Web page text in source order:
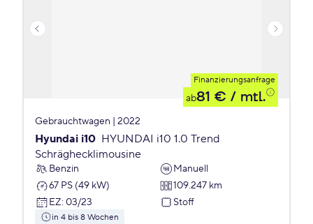
Finanzierungsanfrage
ab81 € / mtl.
Gebrauchtwagen | 2022
Hyundai i10 HYUNDAI i10 1.0 Trend
Schräghecklimousine
Benzin
Manuell
67 PS (49 kW)
109.247 km
EZ: 03/23 Stoff
in 4 bis 8 Wochen